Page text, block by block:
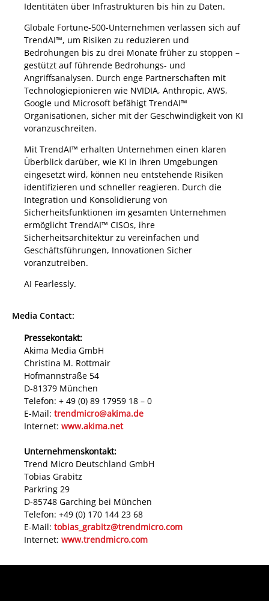
Identitäten über Infrastrukturen bis hin zu Daten.
Globale Fortune-500-Unternehmen verlassen sich auf
TrendAI™, um Risiken zu reduzieren und
Bedrohungen bis zu drei Monate früher zu stoppen –
gestützt auf führende Bedrohungs- und
Angriffsanalysen. Durch enge Partnerschaften mit
Technologiepionieren wie NVIDIA, Anthropic, AWS,
Google und Microsoft befähigt TrendAI™
Organisationen, sicher mit der Geschwindigkeit von KI
voranzuschreiten.
Mit TrendAI™ erhalten Unternehmen einen klaren
Überblick darüber, wie KI in ihren Umgebungen
eingesetzt wird, können neu entstehende Risiken
identifizieren und schneller reagieren. Durch die
Integration und Konsolidierung von
Sicherheitsfunktionen im gesamten Unternehmen
ermöglicht TrendAI™ CISOs, ihre
Sicherheitsarchitektur zu vereinfachen und
Geschäftsführungen, Innovationen Sicher
voranzutreiben.
AI Fearlessly.
Media Contact:
Pressekontakt:
Akima Media GmbH
Christina M. Rottmair
Hofmannstraße 54
D-81379 München
Telefon: + 49 (0) 89 17959 18 – 0
E-Mail: trendmicro@akima.de
Internet: www.akima.net
Unternehmenskontakt:
Trend Micro Deutschland GmbH
Tobias Grabitz
Parkring 29
D-85748 Garching bei München
Telefon: +49 (0) 170 144 23 68
E-Mail: tobias_grabitz@trendmicro.com
Internet: www.trendmicro.com